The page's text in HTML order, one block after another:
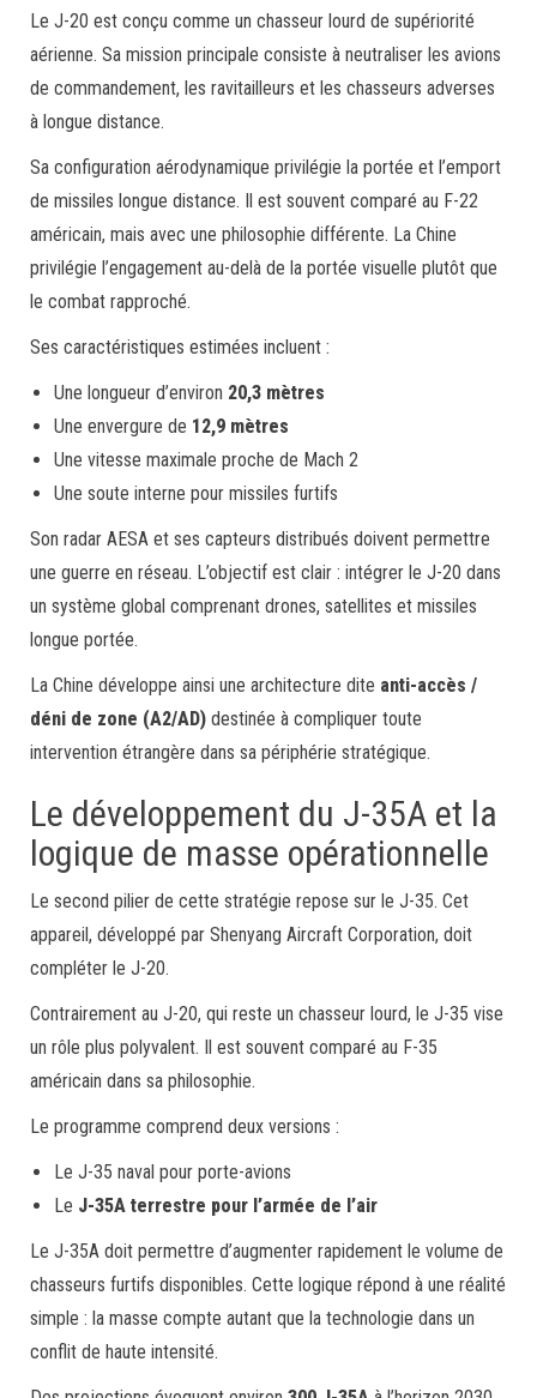
Le J-20 est conçu comme un chasseur lourd de supériorité
aérienne. Sa mission principale consiste à neutraliser les avions
de commandement, les ravitailleurs et les chasseurs adverses
à longue distance.
Sa configuration aérodynamique privilégie la portée et l’emport
de missiles longue distance. Il est souvent comparé au F-22
américain, mais avec une philosophie différente. La Chine
privilégie l’engagement au-delà de la portée visuelle plutôt que
le combat rapproché.
Ses caractéristiques estimées incluent :
Une longueur d’environ 20,3 mètres
Une envergure de 12,9 mètres
Une vitesse maximale proche de Mach 2
Une soute interne pour missiles furtifs
Son radar AESA et ses capteurs distribués doivent permettre
une guerre en réseau. L’objectif est clair : intégrer le J-20 dans
un système global comprenant drones, satellites et missiles
longue portée.
La Chine développe ainsi une architecture dite anti-accès /
déni de zone (A2/AD) destinée à compliquer toute
intervention étrangère dans sa périphérie stratégique.
Le développement du J-35A et la
logique de masse opérationnelle
Le second pilier de cette stratégie repose sur le J-35. Cet
appareil, développé par Shenyang Aircraft Corporation, doit
compléter le J-20.
Contrairement au J-20, qui reste un chasseur lourd, le J-35 vise
un rôle plus polyvalent. Il est souvent comparé au F-35
américain dans sa philosophie.
Le programme comprend deux versions :
Le J-35 naval pour porte-avions
Le J-35A terrestre pour l’armée de l’air
Le J-35A doit permettre d’augmenter rapidement le volume de
chasseurs furtifs disponibles. Cette logique répond à une réalité
simple : la masse compte autant que la technologie dans un
conflit de haute intensité.